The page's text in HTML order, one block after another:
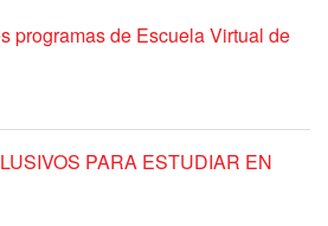
programas de Escuela Virtual de
PARA ESTUDIAR EN